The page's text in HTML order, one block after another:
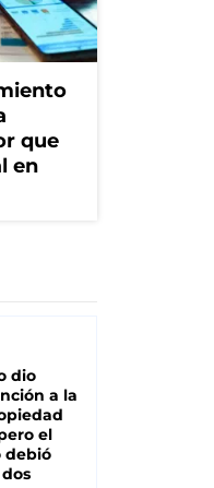
que
en
dio
a la
el
debió